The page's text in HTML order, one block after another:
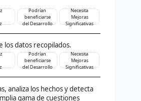
Podrían
beneficiarse
del Desarrollo
Necesita
Mejoras
Significativas
los datos recopilados.
Podrían
beneficiarse
del Desarrollo
Necesita
Mejoras
Significativas
analiza los hechos y detecta
gama de cuestiones